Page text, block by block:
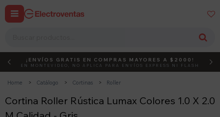
 
DEBUT ACTIVÁ EL CÓDIGO
¡ENVÍOS GRATIS EN COMPRAS MAYORES A $2000!
EN MONTEVIDEO, NO APLICA PARA ENVÍOS EXPRESS NI FLASH
Home Catálogo Cortinas Roller
Cortina Roller Rústica Lumax Colores 1.0 X 2.0